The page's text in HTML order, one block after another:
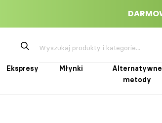
Ekspresy Młynki
Alternatywne
metody